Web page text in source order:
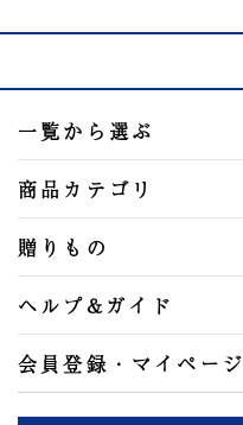
一覧から選ぶ
商品カテゴリ
贈りもの
ヘルプ&ガイド
会員登録・マイページ